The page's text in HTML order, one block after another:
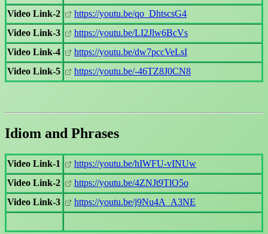
Video Link-2
https://youtu.be/qo_DhtscsG4
Video Link-3
https://youtu.be/LI2Jlw6BcVs
Video Link-4
https://youtu.be/dw7pccVeLsI
Video Link-5
https://youtu.be/-46TZ8J0CN8
Idiom and Phrases
Video Link-1
https://youtu.be/hIWFU-vINUw
Video Link-2
https://youtu.be/4ZNJt9TlO5o
Video Link-3
https://youtu.be/j9Nu4A_A3NE